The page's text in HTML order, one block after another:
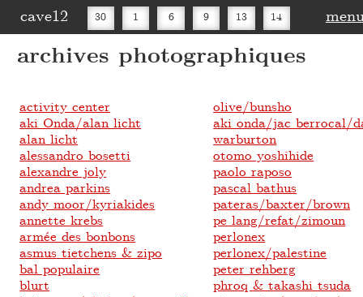
cave12 30 1 6 9 13 14
20
archives photographiques
activity center
aki Onda/alan licht
alan licht
alessandro bosetti
alexandre joly
andrea parkins
andy moor/kyriakides
annette krebs
armée des bonbons
asmus tietchens & zipo
bal populaire
blurt
olive/bunsho
aki onda/jac berrocal/
warburton
otomo yoshihide
paolo raposo
pascal bathus
pateras/baxter/brown
pe lang/refat/zimoun
perlonex
perlonex/palestine
peter rehberg
phroq & takashi tsuda